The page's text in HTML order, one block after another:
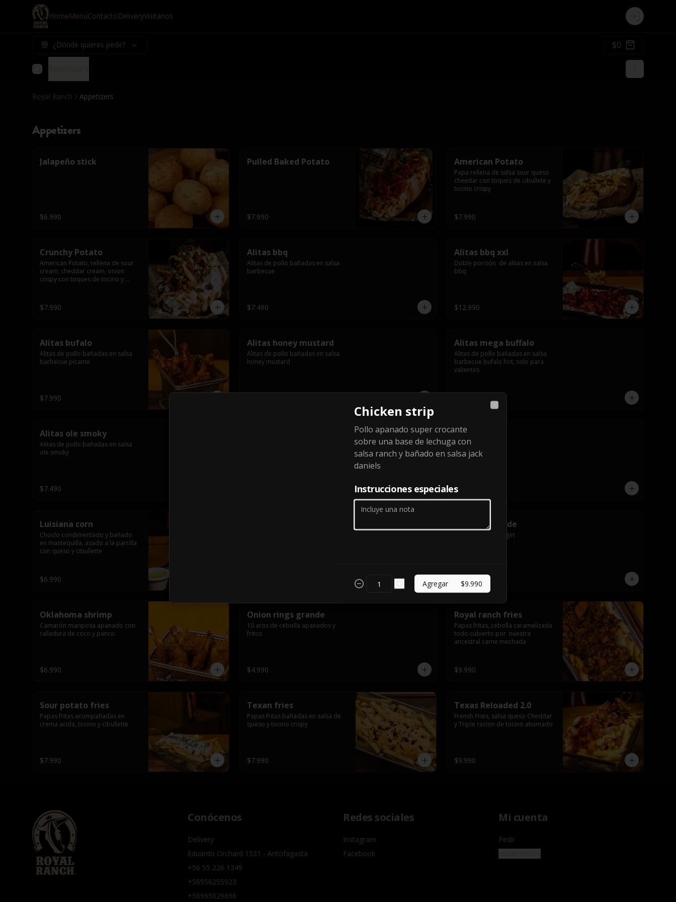
HomeMenúContactoDeliveryVisitanos Login
¿Dónde quieres pedir? $0
Royal Ranch Appetizers
Appetizers
Jalapeño stick
$6.990
Pulled Baked Potato
$7.990
American Potato
Papa rellena de salsa sour queso
cheedar con toques de cibullete y
tocino crispy
$7.990
Crunchy Potato
American Potato, rellena de sour
cream, cheddar cream, onion
crispy con toques de tocino y
$7.990
Alitas bbq
Alitas de pollo bañadas en salsa
barbecue
$7.490
Alitas bbq xxl
Doble porción  de alitas en salsa
bbq
$12.990
Alitas bufalo
Alitas de pollo bañadas en salsa
barbecue picante
$7.990
Alitas honey mustard
Alitas de pollo bañadas en salsa
honey mustard
Alitas mega buffalo
Alitas de pollo bañadas en salsa
barbecue bufalo hot, solo para
valientes
Alitas ole smoky
Alitas de pollo bañadas en salsa
ole smoky
$7.490
French fries
Papas fritas
$6.990
Luisiana corn
Choclo condimentado y bañado
en mantequilla, asado a la parrilla
con queso y cibullette
$6.990
Nugget grande
Porción de 10 nugget
$6.990
Oklahoma shrimp
Camarón mariposa apanado con
ralladura de coco y panco
$6.990
Onion rings grande
10 aros de cebolla apanados y
fritos
$4.990
Royal ranch fries
Papas fritas, cebolla caramelizada
todo cubierto por  nuestra
ancestral carne mechada
$9.990
Sour potato fries
Papas fritas acompañadas en
crema acida, tocino y cibullette
$7.990
Texan fries
Papas fritas bañadas en salsa de
queso y tocino crispy
$7.990
Texas Reloaded 2.0
Frensh Fries, salsa queso Cheddar
y Triple racion de tocino ahumado
$9.990
Conócenos
Delivery
Eduardo Orchard 1531 - Antofagasta
+56 55 226 1349
+56956255923
+56965029696
Redes sociales
Instagram
Facebook
Mi cuenta
Pedir
Chicken strip
Pollo apanado super crocante
sobre una base de lechuga con
salsa ranch y bañado en salsa jack
daniels
Instrucciones especiales
Agregar $9.990